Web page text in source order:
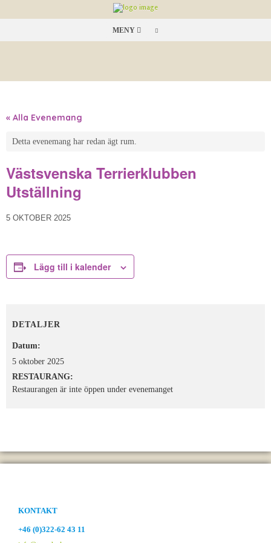
MENY
« Alla Evenemang
Detta evenemang har redan ägt rum.
Västsvenska Terrierklubben
Utställning
5 OKTOBER 2025
Lägg till i kalender
DETALJER
Datum:
5 oktober 2025
RESTAURANG:
Restaurangen är inte öppen under evenemanget
KONTAKT
+46 (0)322-62 43 11